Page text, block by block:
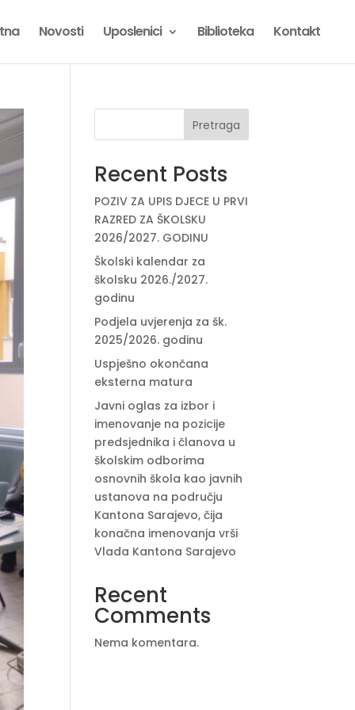
Novosti Uposlenici Biblioteka Kontakt
Pretraga
Recent Posts
POZIV ZA UPIS DJECE U PRVI
RAZRED ZA ŠKOLSKU
2026/2027. GODINU
Školski kalendar za
školsku 2026./2027.
godinu
Podjela uvjerenja za šk.
2025/2026. godinu
Uspješno okončana
eksterna matura
Javni oglas za izbor i
imenovanje na pozicije
predsjednika i članova u
školskim odborima
osnovnih škola kao javnih
ustanova na području
Kantona Sarajevo, čija
konačna imenovanja vrši
Vlada Kantona Sarajevo
Recent
Comments
Nema komentara.